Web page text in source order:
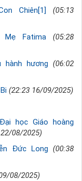
Chiên[1]
(05:13
Fatima
(05:28
hành hương (06:02
(22:23 16/09/2025)
học Giáo hoàng
08/2025)
Đức Long (00:38
08/2025)